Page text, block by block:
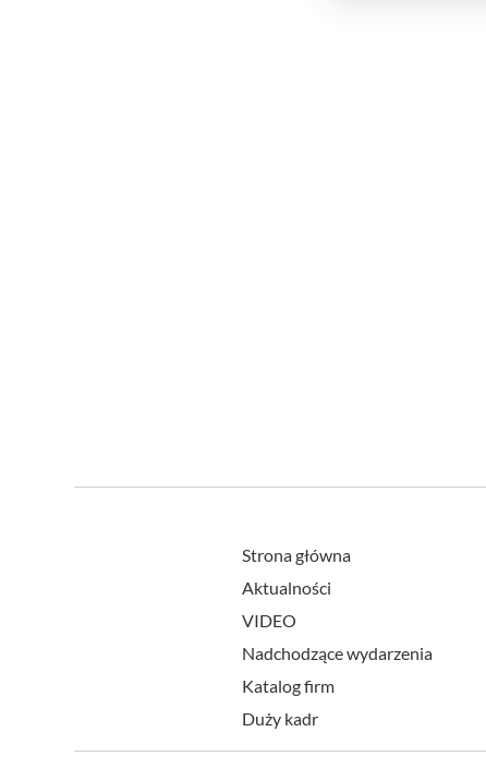
Strona główna
Aktualności
VIDEO
Nadchodzące wydarzenia
Katalog firm
Duży kadr